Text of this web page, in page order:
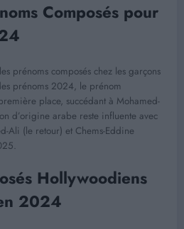
Composés pour
prénoms composés chez les garçons
prénoms 2024, le prénom
place, succédant à Mohamed-
d’origine arabe reste influente avec
Ali (le retour) et Chems-Eddine
Hollywoodiens
2024